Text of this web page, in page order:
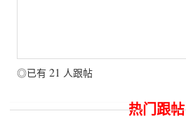
◎已有 21 人跟帖
热门跟帖